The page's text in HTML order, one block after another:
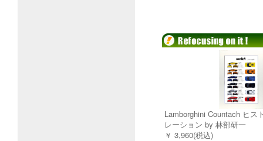
Lamborghini Countach ヒス
レーション by 林部研一
￥ 3,960(税込)